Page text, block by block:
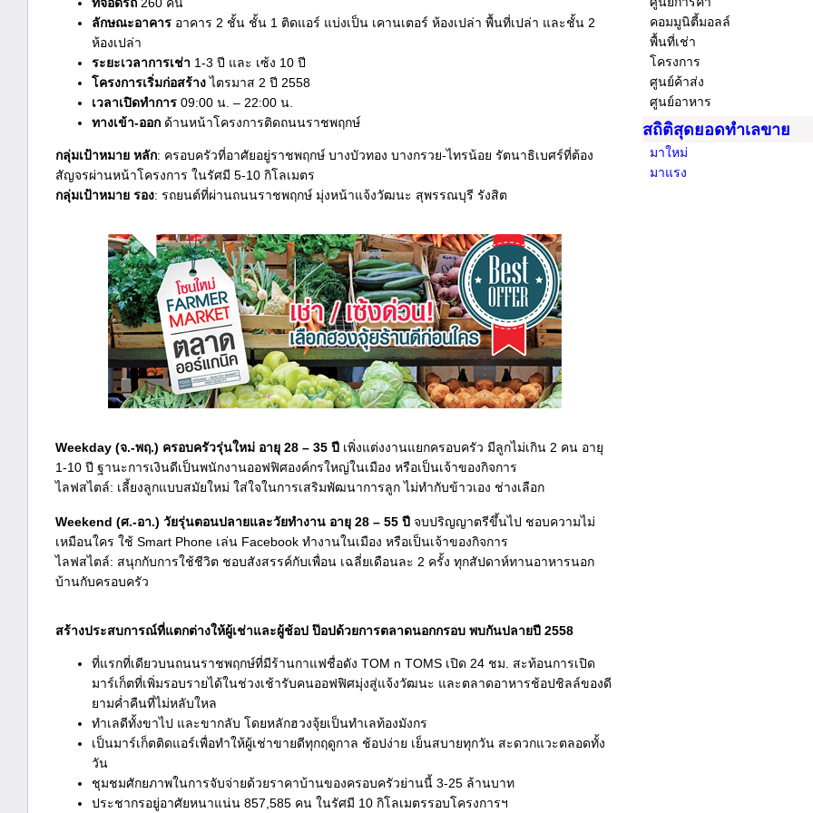
ลักษณะอาคาร อาคาร 2 ชั้น ชั้น 1 ติดแอร์ แบ่งเป็น เคานเตอร์ ห้องเปล่า พื้นที่เปล่า และชั้น 2
ห้องเปล่า
ระยะเวลาการเช่า 1-3 ปี และ เซ้ง 10 ปี
โครงการเริ่มก่อสร้างไตรมาส 2 ปี 2558
เวลาเปิดทำการ 09:00 น. – 22:00 น.
ทางเข้า-ออก ด้านหน้าโครงการติดถนนราชพฤกษ์
กลุ่มเป้าหมาย หลัก: ครอบครัวที่อาศัยอยู่ราชพฤกษ์ บางบัวทอง บางกรวย-ไทรน้อย รัตนาธิเบศร์ที่ต้อง
สัญจรผ่านหน้าโครงการ ในรัศมี 5-10 กิโลเมตร
กลุ่มเป้าหมาย รอง: รถยนต์ที่ผ่านถนนราชพฤกษ์ มุ่งหน้าแจ้งวัฒนะ สุพรรณบุรี รังสิต
Weekday (จ.-พฤ.) ครอบครัวรุ่นใหม่ อายุ 28 – 35 ปี เพิ่งแต่งงานแยกครอบครัว มีลูกไม่เกิน 2 คน อายุ
1-10 ปี ฐานะการเงินดีเป็นพนักงานออฟฟิศองค์กรใหญ่ในเมือง หรือเป็นเจ้าของกิจการ
ไลฟสไตล์: เลี้ยงลูกแบบสมัยใหม่ ใส่ใจในการเสริมพัฒนาการลูก ไม่ทำกับข้าวเอง ช่างเลือก
Weekend (ศ.-อา.) วัยรุ่นตอนปลายและวัยทำงาน อายุ 28 – 55 ปี จบปริญญาตรีขึ้นไป ชอบความไม่
เหมือนใคร ใช้ Smart Phone เล่น Facebook ทำงานในเมือง หรือเป็นเจ้าของกิจการ
ไลฟสไตล์: สนุกกับการใช้ชีวิต ชอบสังสรรค์กับเพื่อน เฉลี่ยเดือนละ 2 ครั้ง ทุกสัปดาห์ทานอาหารนอก
บ้านกับครอบครัว
สร้างประสบการณ์ที่แตกต่างให้ผู้เช่าและผู้ช้อป ป๊อปด้วยการตลาดนอกกรอบ พบกันปลายปี 2558
ที่แรกที่เดียวบนถนนราชพฤกษ์ที่มีร้านกาแฟชื่อดัง TOM n TOMS เปิด 24 ชม. สะท้อนการเปิด
มาร์เก็ตที่เพิ่มรอบรายได้ในช่วงเช้ารับคนออฟฟิศมุ่งสู่แจ้งวัฒนะ และตลาดอาหารช้อปชิลล์ของดี
ยามค่ำคืนที่ไม่หลับใหล
ทำเลดีทั้งขาไป และขากลับ โดยหลักฮวงจุ้ยเป็นทำเลท้องมังกร
เป็นมาร์เก็ตติดแอร์เพื่อทำให้ผู้เช่าขายดีทุกฤดูกาล ช้อปง่าย เย็นสบายทุกวัน สะดวกแวะตลอดทั้ง
วัน
ชุมชมศักยภาพในการจับจ่ายด้วยราคาบ้านของครอบครัวย่านนี้ 3-25 ล้านบาท
ประชากรอยู่อาศัยหนาแน่น 857,585 คน ในรัศมี 10 กิโลเมตรรอบโครงการฯ
คอมมูนิตี้มอลล์
พื้นที่เช่า
โครงการ
ศูนย์ค้าส่ง
ศูนย์อาหาร
สถิติสุดยอดทำเลขาย
มาใหม่
มาแรง